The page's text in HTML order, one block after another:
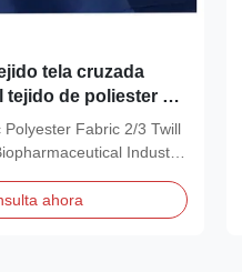
tela cruzada
de poliester 2/3
Biopharmaceutical
Polyester Fabric 2/3 Twill
Industry
ahora